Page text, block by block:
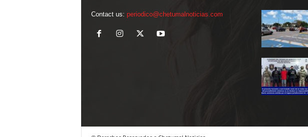
Contact us: periodico@chetumalnoticias.com